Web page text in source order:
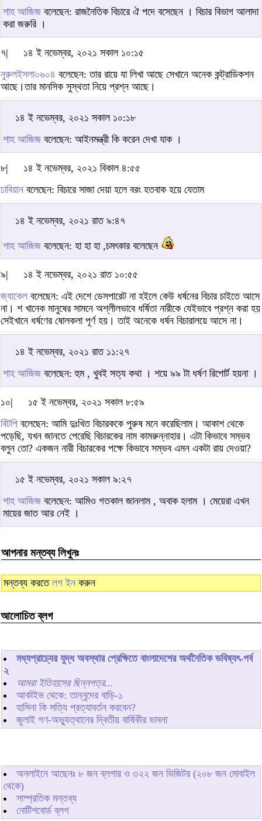
শাহ আজিজ বলেছেন: রাজনৈতিক বিচারে ঐ পদে বসেছেন । বিচার বিভাগ আলাদা
করা জরুরি ।
৭|
১৪ ই নভেম্বর, ২০২১ সকাল ১০:১৫
নুরুলইসলা০৬০৪ বলেছেন: তার রায়ে যা লিখা আছে সেখানে অনেক কন্ট্রাডিকশন
আছে।তার মানসিক সুস্থতা নিয়ে প্রশ্ন আছে।
১৪ ই নভেম্বর, ২০২১ সকাল ১০:১৮
শাহ আজিজ বলেছেন: আইনমন্ত্রী কি করেন দেখা যাক ।
৮|
১৪ ই নভেম্বর, ২০২১ বিকাল ৪:৫৫
ঢাবিয়ান বলেছেন: বিচারে সাজা দেয়া হলে বরং হতবাক হয়ে যেতাম
১৪ ই নভেম্বর, ২০২১ রাত ৯:৪৭
শাহ আজিজ বলেছেন: হা হা হা ,চমৎকার বলেছেন
৯|
১৪ ই নভেম্বর, ২০২১ রাত ১০:৫৫
জ্যাকেল বলেছেন: এই দেশে ডেসপারেট না হইলে কেউ ধর্ষনের বিচার চাইতে আসে
না। শ খানেক মানুষের সামনে অশ্লীলভাবে ধর্ষিতা নারীকে যেইভাবে প্রশ্ন করা হয়
সেইখানে ধর্ষণের ষোলকলা পূর্ণ হয়। তাই অনেকে ধর্ষন বিচারালয়ে আসে না।
১৪ ই নভেম্বর, ২০২১ রাত ১১:২৭
শাহ আজিজ বলেছেন: হুম , খুবই সত্য কথা । শয়ে ৯৯ টা ধর্ষণ রিপোর্ট হয়না ।
১০|
১৫ ই নভেম্বর, ২০২১ সকাল ৮:৫৯
বিটপি বলেছেন: আমি দুঃখিত বিচারককে পুরুষ মনে করেছিলাম। আকাশ থেকে
পড়েছি, যখন জানতে পেরেছি বিচারকের নাম কামরুন্নাহার। এটা কিভাবে সম্ভব
বলুন তো? একজন নারী বিচারকের পক্ষে কিভাবে সম্ভব এমন একটা রায় দেওয়া?
১৫ ই নভেম্বর, ২০২১ সকাল ৯:২৭
শাহ আজিজ বলেছেন: আমিও গতকাল জানলাম , অবাক হলাম । মেয়েরা এখন
মায়ের জাত আর নেই ।
আপনার মন্তব্য লিখুনঃ
মন্তব্য করতে লগ ইন করুন
আলোচিত ব্লগ
মধ্যপ্রাচ্যের যুদ্ধ অবস্থার প্রেক্ষিতে বাংলাদেশের অর্থনৈতিক ভবিষ্যৎ-পর্ব
২
আমরা ইতিহাসের ছিন্নপত্র...
আর্কাইভ থেকে: তান্নুদের বাড়ি-১
হাসিনা কি সত্যি প্রত্যাবর্তন করবেন?
জুলাই গণ-অভ্যুত্থানের দ্বিতীয় বার্ষিকীর ভাবনা
অনলাইনে আছেনঃ ৮জন ব্লগার ও ৩২২ জন ভিজিটর (২০৮ জন মোবাইল
থেকে)
সাম্প্রতিক মন্তব্য
নোটিশবোর্ড ব্লগ